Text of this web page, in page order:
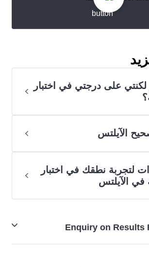
على درجتي في اختبار
الآيلتس
لتجربة نطقك في اختبار
في الآيلتس
Enquiry on Results